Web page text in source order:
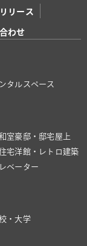
リース
わせ
タルスペース
室豪邸・邸宅屋上
宅洋館・レトロ建築
ベーター
・大学